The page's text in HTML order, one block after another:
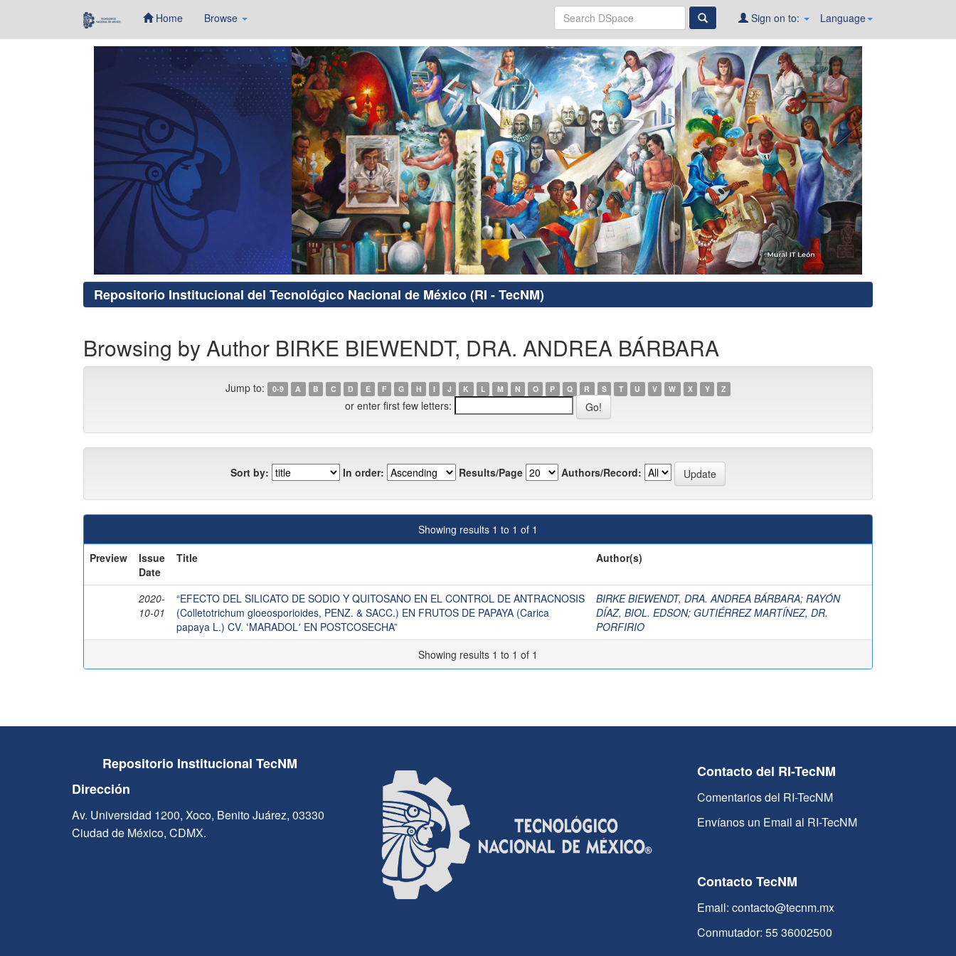
Home Browse Language
Sign on to:
Repositorio Institucional del Tecnológico Nacional de México (RI - TecNM)
Browsing by Author BIRKE BIEWENDT, DRA. ANDREA BÁRBARA
Jump to: 0-9 A B C D E F G H I J K L M N O P Q R S T U V W X Y Z
or enter first few letters:
Sort by: In order: Results/Page Authors/Record:
Showing results 1 to 1 of 1
Preview
Issue
Date
Title Author(s)
2020-
10-01
“EFECTO DEL SILICATO DE SODIO Y QUITOSANO EN EL CONTROL DE ANTRACNOSIS
(Colletotrichum gloeosporioides, PENZ. & SACC.) EN FRUTOS DE PAPAYA (Carica
papaya L.) CV. ՙMARADOL՚ EN POSTCOSECHA”
BIRKE BIEWENDT, DRA. ANDREA BÁRBARA; RAYÓN
DÍAZ, BIOL. EDSON; GUTIÉRREZ MARTÍNEZ, DR.
PORFIRIO
Showing results 1 to 1 of 1
Repositorio Institucional TecNM
Dirección
Av. Universidad 1200, Xoco, Benito Juárez, 03330
Ciudad de México, CDMX.
Contacto del RI-TecNM
Comentarios del RI-TecNM
Envíanos un Email al RI-TecNM
Contacto TecNM
Email: contacto@tecnm.mx
Conmutador: 55 36002500